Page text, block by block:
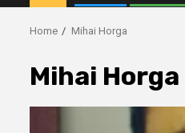
Home Mihai Horga
Mihai Horga